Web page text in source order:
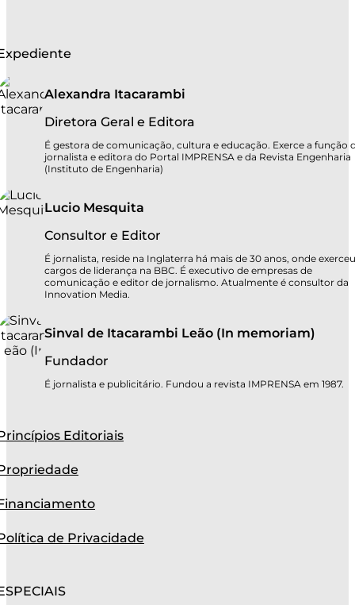
Alexandra Itacarambi
Diretora Geral e Editora
É gestora de comunicação, cultura e educação. Exerce a função
jornalista e editora do Portal IMPRENSA e da Revista Engenharia
(Instituto de Engenharia)
Lucio Mesquita
Consultor e Editor
É jornalista, reside na Inglaterra há mais de 30 anos, onde exerceu
cargos de liderança na BBC. É executivo de empresas de
comunicação e editor de jornalismo. Atualmente é consultor da
Innovation Media.
Sinval de Itacarambi Leão (In memoriam)
Fundador
É jornalista e publicitário. Fundou a revista IMPRENSA em 1987.
Editoriais
de Privacidade